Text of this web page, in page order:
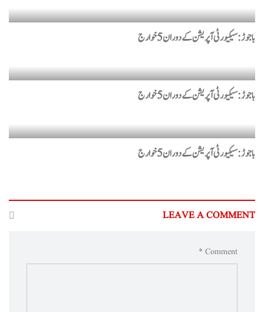
باجوڑ : سیکیورٹی آپریشن کے دوران 5 خوارج
باجوڑ : سیکیورٹی آپریشن کے دوران 5 خوارج
باجوڑ : سیکیورٹی آپریشن کے دوران 5 خوارج
LEAVE A COMMENT
Comment *